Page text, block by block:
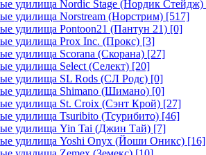
удилища Nordic Stage (Нордик Стейдж)
удилища Norstream (Норстрим) [517]
удилища Pontoon21 (Пантун 21) [0]
удилища Prox Inc. (Прокс) [3]
удилища Scorana (Скорана) [27]
удилища Select (Селект) [20]
удилища SL Rods (СЛ Родс) [0]
удилища Shimano (Шимано) [0]
удилища St. Croix (Сэнт Крой) [27]
удилища Tsuribito (Тсурибито) [46]
удилища Yin Tai (Джин Тай) [7]
удилища Yoshi Onyx (Йоши Оникс) [16]